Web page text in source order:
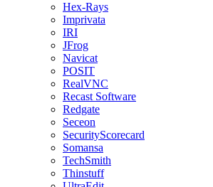
Hex-Rays
Imprivata
IRI
JFrog
Navicat
POSIT
RealVNC
Recast Software
Redgate
Seceon
SecurityScorecard
Somansa
TechSmith
Thinstuff